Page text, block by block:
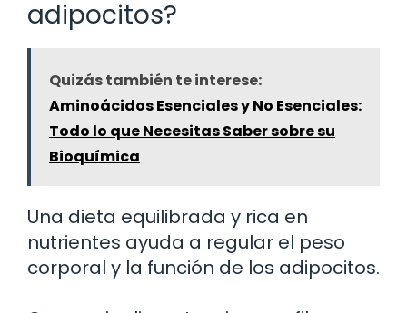
adipocitos?
Quizás también te interese:
Aminoácidos Esenciales y No Esenciales:
Todo lo que Necesitas Saber sobre su
Bioquímica
Una dieta equilibrada y rica en
nutrientes ayuda a regular el peso
corporal y la función de los adipocitos.